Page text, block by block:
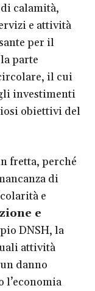
calamità,
e attività
per il
la parte
il cui
investimenti
obiettivi del
fretta, perché
di
e
e
DNSH, la
attività
danno
l’economia